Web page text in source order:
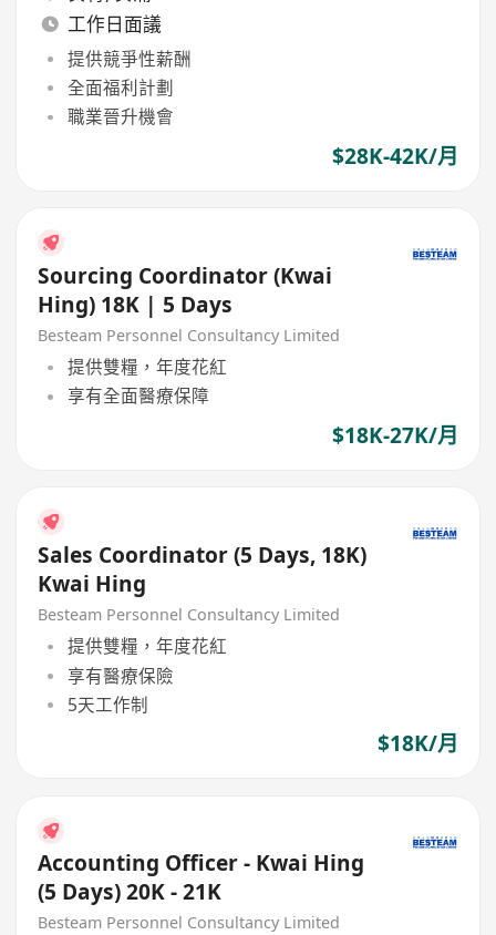
工作日面議
提供競爭性薪酬
全面福利計劃
職業晉升機會
$28K-42K/月
Sourcing Coordinator (Kwai
Hing) 18K | 5 Days
Besteam Personnel Consultancy Limited
提供雙糧，年度花紅
享有全面醫療保障
$18K-27K/月
Sales Coordinator (5 Days, 18K)
Kwai Hing
Besteam Personnel Consultancy Limited
提供雙糧，年度花紅
享有醫療保險
5天工作制
$18K/月
Accounting Officer - Kwai Hing
(5 Days) 20K - 21K
Besteam Personnel Consultancy Limited